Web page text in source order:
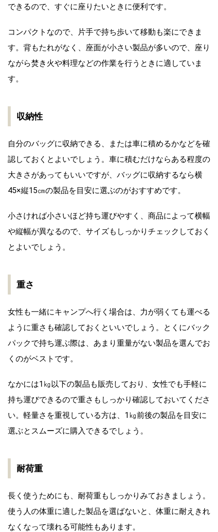
できるので、すぐに座りたいときに便利です。
コンパクトなので、片手で持ち歩いて移動も楽にできま
す。背もたれがなく、座面が小さい製品が多いので、座り
ながら焚き火や料理などの作業を行うときに適していま
す。
収納性
自分のバッグに収納できる、または車に積めるかなどを確
認しておくとよいでしょう。車に積むだけならある程度の
大きさがあってもいいですが、バッグに収納するなら横
45×縦15㎝の製品を目安に選ぶのがおすすめです。
小さければ小さいほど持ち運びやすく、商品によって横幅
や縦幅が異なるので、サイズもしっかりチェックしておく
とよいでしょう。
重さ
女性も一緒にキャンプへ行く場合は、力が弱くても運べる
ように重さも確認しておくといいでしょう。とくにバック
パックで持ち運ぶ際は、あまり重量がない製品を選んでお
くのがベストです。
なかには1㎏以下の製品も販売しており、女性でも手軽に
持ち運びできるので重さもしっかり確認しておいてくださ
い。軽量さを重視している方は、1㎏前後の製品を目安に
選ぶとスムーズに購入できるでしょう。
耐荷重
長く使うためにも、耐荷重もしっかりみておきましょう。
使う人の体重に適した製品を選ばないと、体重に耐えきれ
なくなって壊れる可能性もあります。